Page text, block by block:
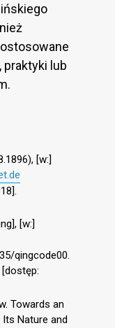
lub
[w:]
[w:]
qingcode00.
Towards an
Nature and